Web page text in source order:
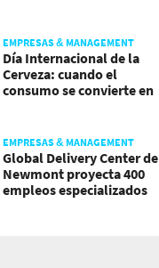
EMPRESAS & MANAGEMENT
Día Internacional de la
Cerveza: cuando el
consumo se convierte en
EMPRESAS & MANAGEMENT
Global Delivery Center de
Newmont proyecta 400
empleos especializados